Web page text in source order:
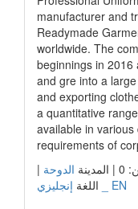
manufacturer and
Readymade
worldwide. The
beginnings in 2016
and gre into a
and exporting
a quantitative
available in
requirements of
الدوحة |
اللغة إنجليزي _ EN